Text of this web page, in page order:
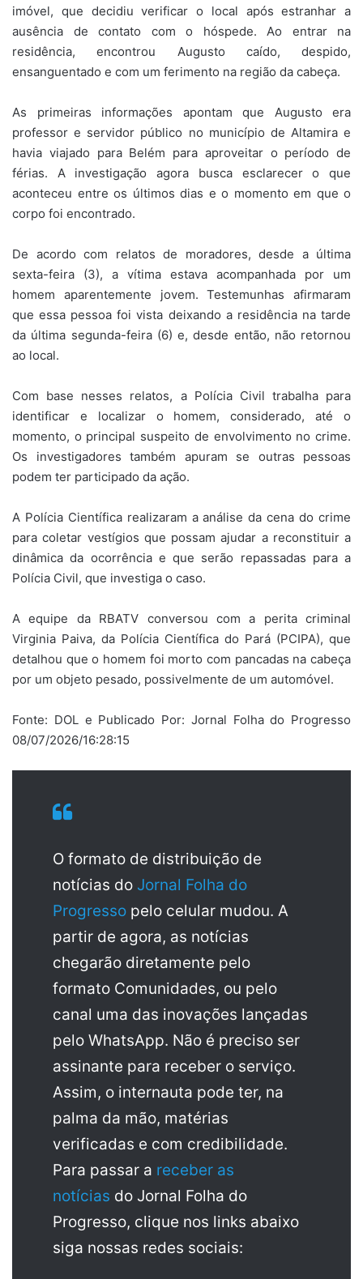
imóvel, que decidiu verificar o local após estranhar a
ausência de contato com o hóspede. Ao entrar na
residência, encontrou Augusto caído, despido,
ensanguentado e com um ferimento na região da cabeça.
As primeiras informações apontam que Augusto era
professor e servidor público no município de Altamira e
havia viajado para Belém para aproveitar o período de
férias. A investigação agora busca esclarecer o que
aconteceu entre os últimos dias e o momento em que o
corpo foi encontrado.
De acordo com relatos de moradores, desde a última
sexta-feira (3), a vítima estava acompanhada por um
homem aparentemente jovem. Testemunhas afirmaram
que essa pessoa foi vista deixando a residência na tarde
da última segunda-feira (6) e, desde então, não retornou
ao local.
Com base nesses relatos, a Polícia Civil trabalha para
identificar e localizar o homem, considerado, até o
momento, o principal suspeito de envolvimento no crime.
Os investigadores também apuram se outras pessoas
podem ter participado da ação.
A Polícia Científica realizaram a análise da cena do crime
para coletar vestígios que possam ajudar a reconstituir a
dinâmica da ocorrência e que serão repassadas para a
Polícia Civil, que investiga o caso.
A equipe da RBATV conversou com a perita criminal
Virginia Paiva, da Polícia Científica do Pará (PCIPA), que
detalhou que o homem foi morto com pancadas na cabeça
por um objeto pesado, possivelmente de um automóvel.
Fonte: DOL e Publicado Por: Jornal Folha do Progresso
08/07/2026/16:28:15
O formato de distribuição de
notícias do Jornal Folha do
Progresso pelo celular mudou. A
partir de agora, as notícias
chegarão diretamente pelo
formato Comunidades, ou pelo
canal uma das inovações lançadas
pelo WhatsApp. Não é preciso ser
assinante para receber o serviço.
Assim, o internauta pode ter, na
palma da mão, matérias
verificadas e com credibilidade.
Para passar a receber as
notícias do Jornal Folha do
Progresso, clique nos links abaixo
siga nossas redes sociais: